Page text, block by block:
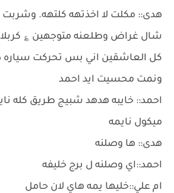
هدى:: مكلت لا اخذتهه كلتهه. وشربت
شال غراض وطلعنه متوجهين ؏
كل العاشقين اني بس تحركت
ونمت محسيت ايد احمد
احمد:: خايبه هدهد شبيج طريق كله
ميكول نايمه
هدى:: ها وصلنه
احمد::اي وصلنه ل برج خليفه
ام علي::خليها يمه هاي لان حامل